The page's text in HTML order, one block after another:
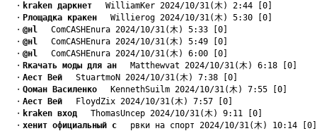
・ kraken даркнет WilliamKer 2024/10/31(木) 2:44 [0]
・ Pлощадка кракен Willierog 2024/10/31(木) 5:30 [0]
・ @нl ComCASHEnura 2024/10/31(木) 5:33 [0]
・ @нl ComCASHEnura 2024/10/31(木) 5:49 [0]
・ @нl ComCASHEnura 2024/10/31(木) 6:00 [0]
・ Rкачать моды для ан Matthewvat 2024/10/31(木) 6:18 [0]
・ Aест Вей StuartmoN 2024/10/31(木) 7:38 [0]
・ Qоман Василенко KennethSuilm 2024/10/31(木) 7:55 [0]
・ Aест Вей FloydZix 2024/10/31(木) 7:57 [0]
・ kraken вход ThomasUncep 2024/10/31(木) 9:11 [0]
・ xенит официальный с pвки на спорт 2024/10/31(木) 10:14 [0]